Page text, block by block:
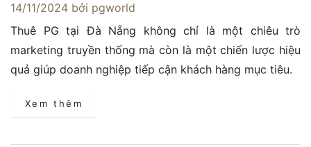
14/11/2024 bởi pgworld
Thuê PG tại Đà Nẵng không chỉ là một chiêu trò
marketing truyền thống mà còn là một chiến lược hiệu
quả giúp doanh nghiệp tiếp cận khách hàng mục tiêu.
Xem thêm